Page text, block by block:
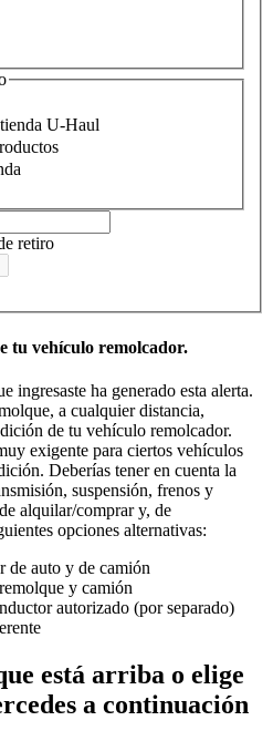
U-Haul
retiro
tu vehículo remolcador.
ingresaste ha generado esta alerta.
a cualquier distancia,
de tu vehículo remolcador.
exigente para ciertos vehículos
Deberías tener en cuenta la
suspensión, frenos y
alquilar/comprar y, de
opciones alternativas:
de auto y de camión
y camión
autorizado (por separado)
está arriba o elige
a continuación